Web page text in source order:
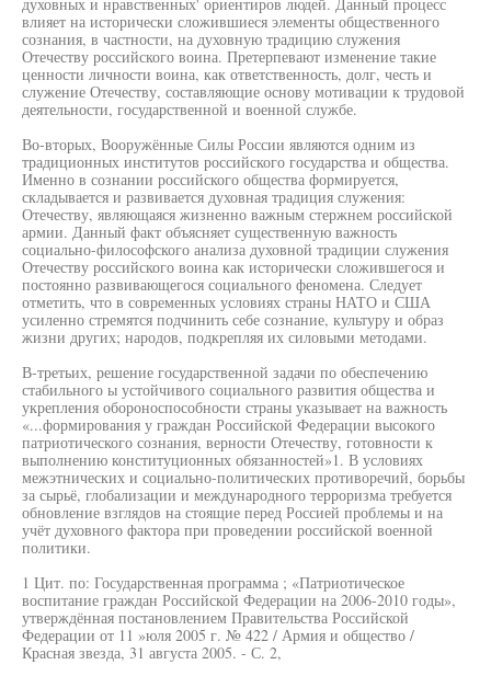
влияет на исторически сложившиеся элементы общественного
сознания, в частности, на духовную традицию служения
Отечеству российского воина. Претерпевают изменение такие
ценности личности воина, как ответственность, долг, честь и
служение Отечеству, составляющие основу мотивации к трудовой
деятельности, государственной и военной службе.
Во-вторых, Вооружённые Силы России являются одним из
традиционных институтов российского государства и общества.
Именно в сознании российского общества формируется,
складывается и развивается духовная традиция служения:
Отечеству, являющаяся жизненно важным стержнем российской
армии. Данный факт объясняет существенную важность
социально-философского анализа духовной традиции служения
Отечеству российского воина как исторически сложившегося и
постоянно развивающегося социального феномена. Следует
отметить, что в современных условиях страны НАТО и США
усиленно стремятся подчинить себе сознание, культуру и образ
жизни других; народов, подкрепляя их силовыми методами.
В-третьих, решение государственной задачи по обеспечению
стабильного ы устойчивого социального развития общества и
укрепления обороноспособности страны указывает на важность
«...формирования у граждан Российской Федерации высокого
патриотического сознания, верности Отечеству, готовности к
выполнению конституционных обязанностей»1. В условиях
межэтнических и социально-политических противоречий, борьбы
за сырьё, глобализации и международного терроризма требуется
обновление взглядов на стоящие перед Россией проблемы и на
учёт духовного фактора при проведении российской военной
политики.
1 Цит. по: Государственная программа ; «Патриотическое
воспитание граждан Российской Федерации на 2006-2010 годы»,
утверждённая постановлением Правительства Российской
Федерации от 11 »юля 2005 г. № 422 / Армия и общество /
Красная звезда, 31 августа 2005. - С. 2,